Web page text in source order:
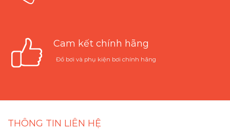
Cam kết chính hãng
Đồ bơi và phụ kiện bơi chính hãng
THÔNG TIN LIÊN HỆ